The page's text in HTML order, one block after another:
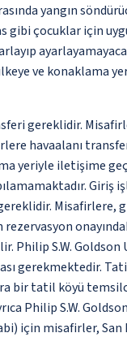
yangın
çocuklar için
ve konaklama
gereklidir.
havaalanı
iletişime
Misafirlere,
S.W. Goldson
gerekmektedir.
bir tatil köyü
Philip S.W.
için misafirler,